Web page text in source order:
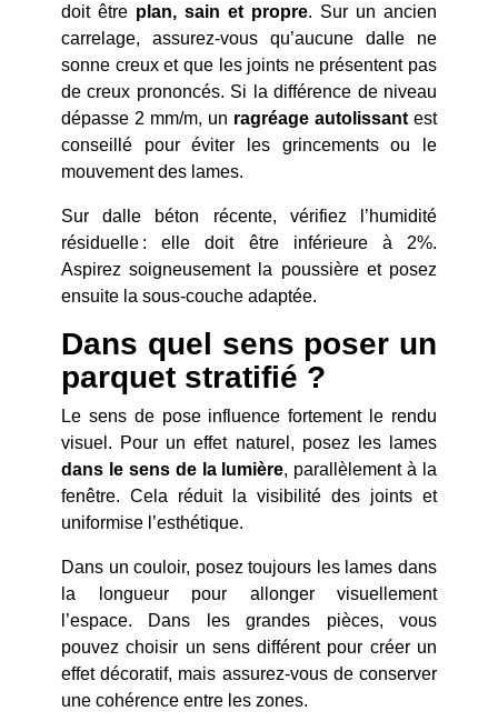
doit être plan, sain et propre. Sur un ancien
carrelage, assurez-vous qu’aucune dalle ne
sonne creux et que les joints ne présentent pas
de creux prononcés. Si la différence de niveau
dépasse 2 mm/m, un ragréage autolissant est
conseillé pour éviter les grincements ou le
mouvement des lames.
Sur dalle béton récente, vérifiez l’humidité
résiduelle : elle doit être inférieure à 2%.
Aspirez soigneusement la poussière et posez
ensuite la sous-couche adaptée.
Dans quel sens poser un
parquet stratifié ?
Le sens de pose influence fortement le rendu
visuel. Pour un effet naturel, posez les lames
dans le sens de la lumière, parallèlement à la
fenêtre. Cela réduit la visibilité des joints et
uniformise l’esthétique.
Dans un couloir, posez toujours les lames dans
la longueur pour allonger visuellement
l’espace. Dans les grandes pièces, vous
pouvez choisir un sens différent pour créer un
effet décoratif, mais assurez-vous de conserver
une cohérence entre les zones.